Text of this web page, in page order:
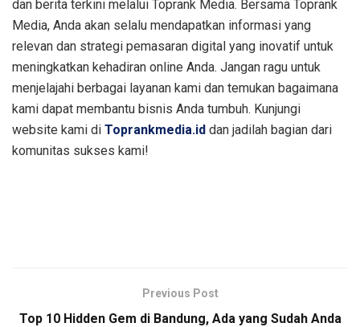
dan berita terkini melalui Toprank Media. Bersama Toprank
Media, Anda akan selalu mendapatkan informasi yang
relevan dan strategi pemasaran digital yang inovatif untuk
meningkatkan kehadiran online Anda. Jangan ragu untuk
menjelajahi berbagai layanan kami dan temukan bagaimana
kami dapat membantu bisnis Anda tumbuh. Kunjungi
website kami di Toprankmedia.id dan jadilah bagian dari
komunitas sukses kami!
Previous Post
Top 10 Hidden Gem di Bandung, Ada yang Sudah Anda